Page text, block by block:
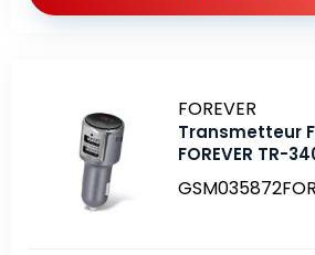
Marque
FOREVER
Transmetteur
FOREVER TR-